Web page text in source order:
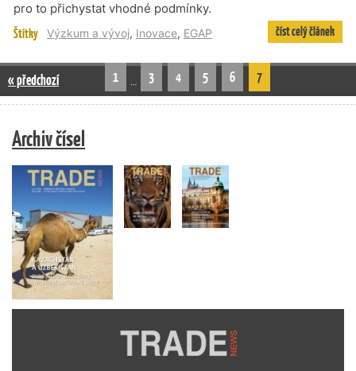
pro to přichystat vhodné podmínky.
Štítky Výzkum a vývoj, Inovace, EGAP číst celý článek
« předchozí 1 … 3 4 5 6 7
Archiv čísel